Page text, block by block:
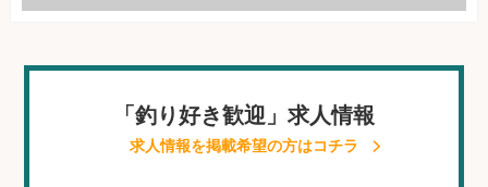
「釣り好き歓迎」求人情報
求人情報を掲載希望の方はコチラ